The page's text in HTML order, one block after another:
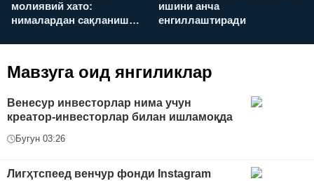
молиявий хато:
нималардан сақланиш
ишини анча
енгиллаштиради
Мавзуга оид янгиликлар
Венесур инвесторлар нима учун
креатор-инвесторлар билан ишламоқда
Бугун 03:26
Лигҳтспеед венчур фонди Instagram